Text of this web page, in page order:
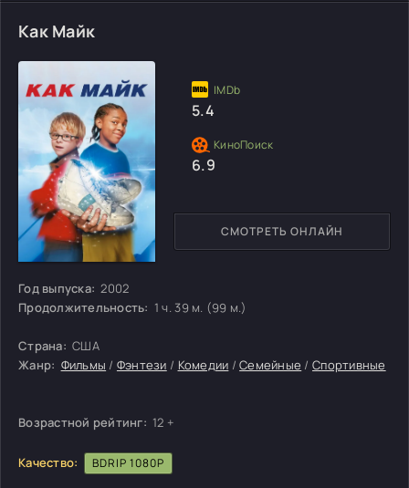
Как Майк
Год выпуска: 2002
Продолжительность: 1 ч. 39 м. (99 м.)
Страна: США
Жанр: Фильмы / Фэнтези / Комедии /Семейные /Спортивные
Возрастной рейтинг: 12 +
Качество: BDRIP 1080P
СМОТРЕТЬ ОНЛАЙН
5.4
6.9